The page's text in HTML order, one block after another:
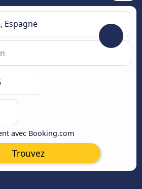
avec Booking.com
Trouvez